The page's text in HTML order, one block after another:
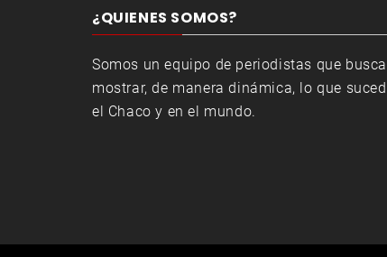
¿QUIENES SOMOS?
Somos un equipo de periodistas que busca
mostrar, de manera dinámica, lo que
el Chaco y en el mundo.